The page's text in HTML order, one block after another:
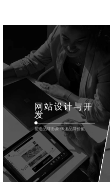
网站设计与开
发
塑造品牌形象 传递品牌价值